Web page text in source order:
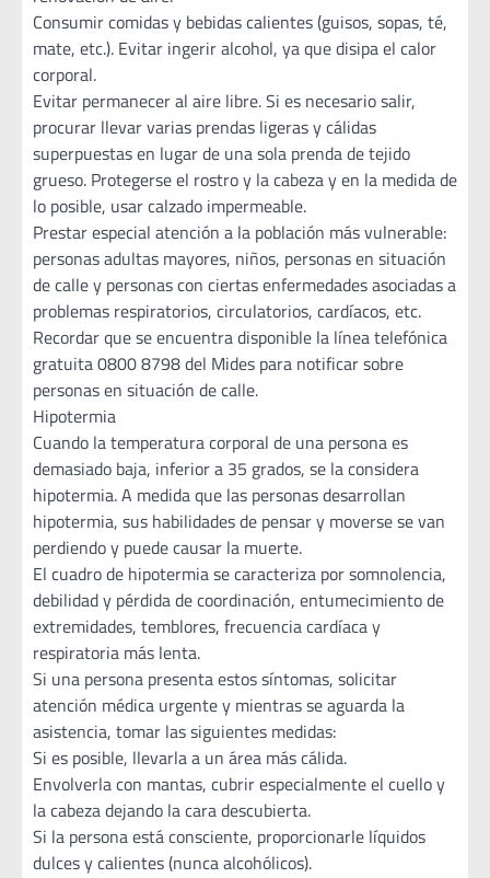
Consumir comidas y bebidas calientes (guisos, sopas, té,
mate, etc.). Evitar ingerir alcohol, ya que disipa el calor
corporal.
Evitar permanecer al aire libre. Si es necesario salir,
procurar llevar varias prendas ligeras y cálidas
superpuestas en lugar de una sola prenda de tejido
grueso. Protegerse el rostro y la cabeza y en la medida de
lo posible, usar calzado impermeable.
Prestar especial atención a la población más vulnerable:
personas adultas mayores, niños, personas en situación
de calle y personas con ciertas enfermedades asociadas a
problemas respiratorios, circulatorios, cardíacos, etc.
Recordar que se encuentra disponible la línea telefónica
gratuita 0800 8798 del Mides para notificar sobre
personas en situación de calle.
Hipotermia
Cuando la temperatura corporal de una persona es
demasiado baja, inferior a 35 grados, se la considera
hipotermia. A medida que las personas desarrollan
hipotermia, sus habilidades de pensar y moverse se van
perdiendo y puede causar la muerte.
El cuadro de hipotermia se caracteriza por somnolencia,
debilidad y pérdida de coordinación, entumecimiento de
extremidades, temblores, frecuencia cardíaca y
respiratoria más lenta.
Si una persona presenta estos síntomas, solicitar
atención médica urgente y mientras se aguarda la
asistencia, tomar las siguientes medidas:
Si es posible, llevarla a un área más cálida.
Envolverla con mantas, cubrir especialmente el cuello y
la cabeza dejando la cara descubierta.
Si la persona está consciente, proporcionarle líquidos
dulces y calientes (nunca alcohólicos).